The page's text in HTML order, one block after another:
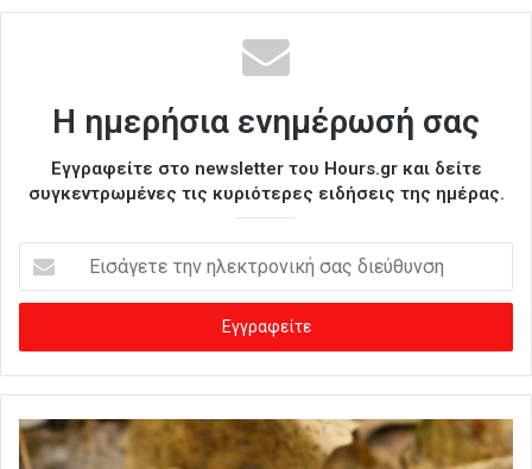
Η ημερήσια ενημέρωσή σας
Εγγραφείτε στο newsletter του Hours.gr και δείτε
συγκεντρωμένες τις κυριότερες ειδήσεις της ημέρας.
σ
γ
ε
ε
τ